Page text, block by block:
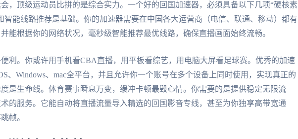
，顶级运动员比拼的是综合实力。一个好的回国加速器，必须具备以下几项“硬核素
智能线路推荐是基础。你的加速器需要在中国各大运营商（电信、联通、移动）都有
能根据你的网络状况，毫秒级智能推荐最优线路，确保直播画面始终流畅。
利。你或许用手机看CBA直播，用平板看综艺，用电脑大屏看足球赛。优秀的加速
、Windows、mac全平台，并且允许你一个账号在多个设备上同时使用，实现真正的
是生命线。体育赛事瞬息万变，缓冲卡顿最毁心情。你需要的是提供稳定无限流
的服务。它能自动将直播流量导入精选的回国影音专线，甚至为你独享高带宽通
帧。